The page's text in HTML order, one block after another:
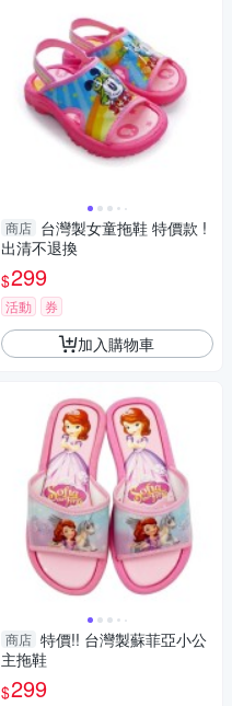
商店 台灣製女童拖鞋 特價款 !
出清不退換
$299
活動 券
加入購物車
商店 特價!! 台灣製蘇菲亞小公
主拖鞋
$299